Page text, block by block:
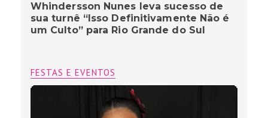
Whindersson Nunes leva sucesso de
sua turnê “Isso Definitivamente Não é
um Culto” para Rio Grande do Sul
FESTAS E EVENTOS